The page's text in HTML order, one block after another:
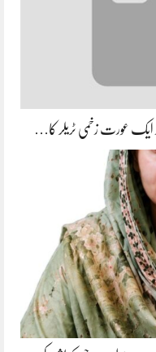
ایک عورت زخمی ٹریلر کا…